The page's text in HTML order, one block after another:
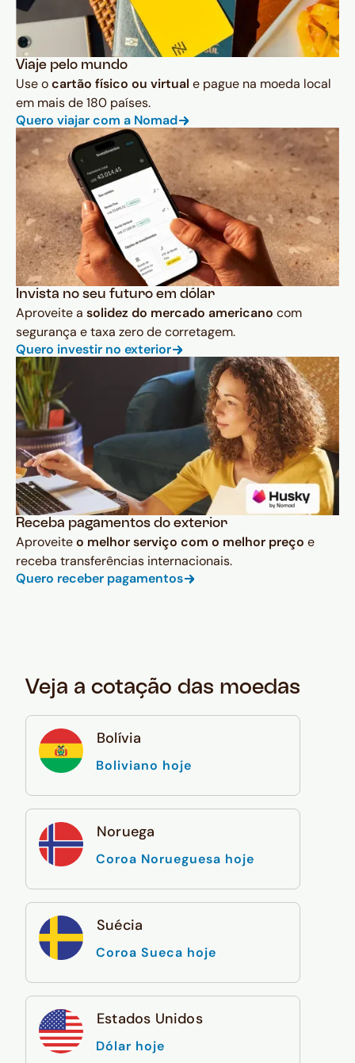
Viaje pelo mundo
Use ocartão físico ou virtual e pague na moeda local
em mais de 180 países.
Quero viajar com a Nomad
Invista no seu futuro em dólar
Aproveite a solidez do mercado americano com
segurança e taxa zero de corretagem.
Quero investir no exterior
Receba pagamentos do exterior
Aproveiteo melhor serviço com o melhor preço e
receba transferências internacionais.
Quero receber pagamentos
Veja a cotação das moedas
Bolívia
Boliviano hoje
Noruega
Coroa Norueguesa hoje
Suécia
Coroa Sueca hoje
Estados Unidos
Dólar hoje